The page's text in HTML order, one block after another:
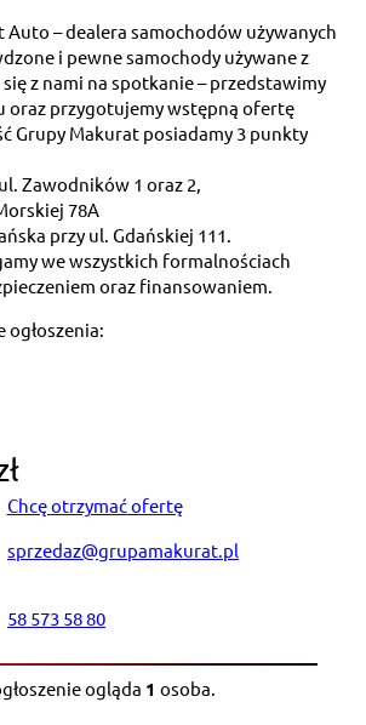
– dealera samochodów używanych
i pewne samochody używane z
z nami na spotkanie – przedstawimy
oraz przygotujemy wstępną ofertę
Grupy Makurat posiadamy 3 punkty
Zawodników 1 oraz 2,
78A
przy ul. Gdańskiej 111.
we wszystkich formalnościach
oraz finansowaniem.
Chcę otrzymać ofertę
sprzedaz@grupamakurat.pl
58 573 58 80
ogląda 1 osoba.